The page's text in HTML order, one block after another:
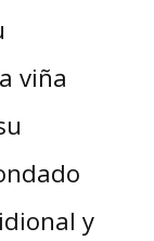
viña
y